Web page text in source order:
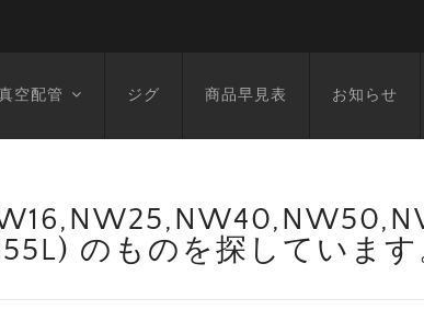
空配管 ジグ 商品早見表 お知らせ
のものを探しています